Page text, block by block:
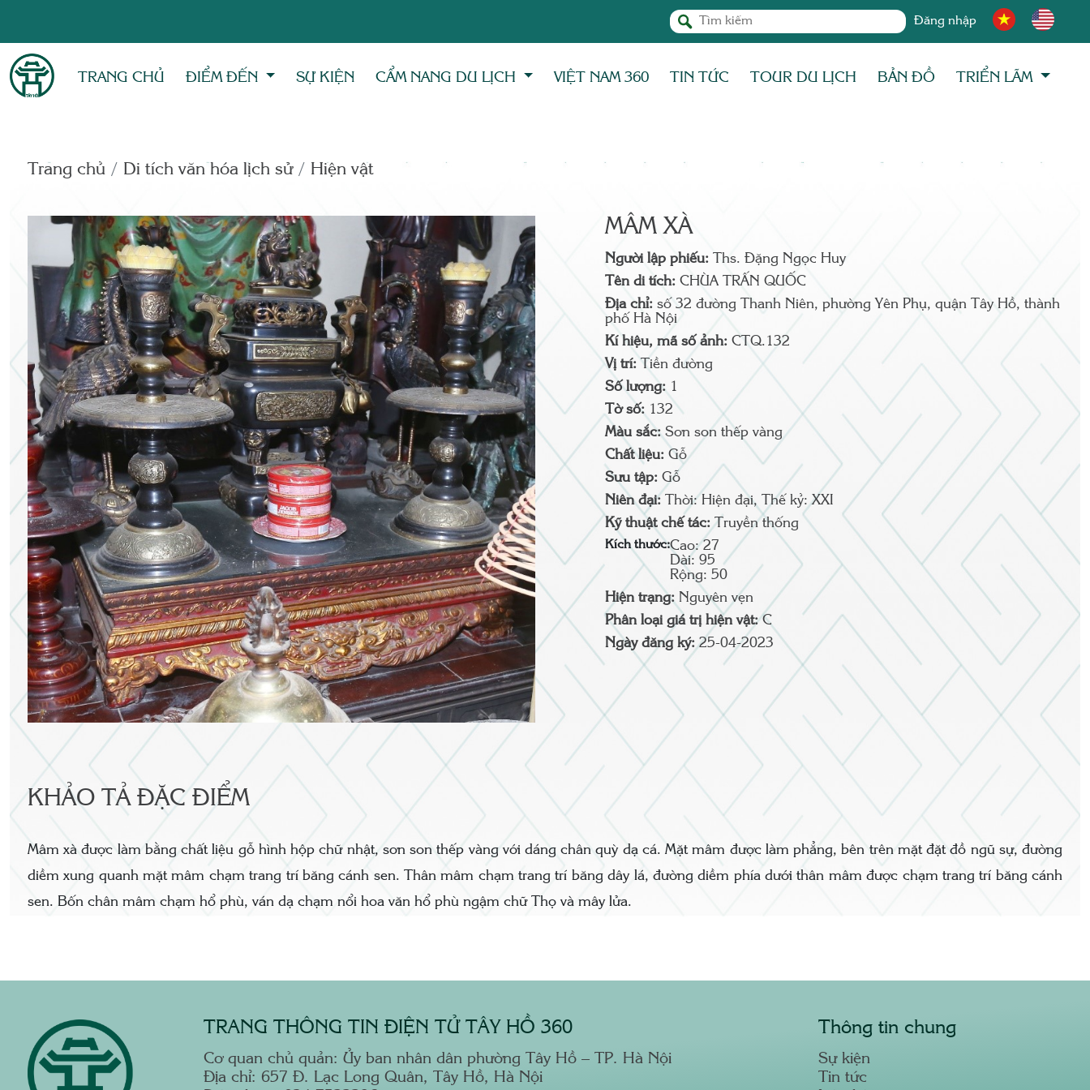
Đăng nhập
TRANG CHỦ ĐIỂM ĐẾN SỰ KIỆN CẨM NANG DU LỊCH VIỆT NAM 360 TIN TỨC TOUR DU LỊCH BẢN ĐỒ TRIỂN LÃM
Trang chủ Di tích văn hóa lịch sử Hiện vật
MÂM XÀ
Người lập phiếu: Ths. Đặng Ngọc Huy
Tên di tích: CHÙA TRẤN QUỐC
Địa chỉ: số 32 đường Thanh Niên, phường Yên Phụ, quận Tây Hồ, thành
phố Hà Nội
Kí hiệu, mã số ảnh: CTQ.132
Vị trí: Tiền đường
Số lượng: 1
Tờ số: 132
Màu sắc:Sơn son thếp vàng
Chất liệu: Gỗ
Sưu tập: Gỗ
Niên đại: Thời: Hiện đại, Thế kỷ: XXI
Kỹ thuật chế tác:Truyền thống
Kích thước:Cao: 27
Dài: 95
Rộng: 50
Hiện trạng: Nguyên vẹn
Phân loại giá trị hiện vật:C
Ngày đăng ký:25-04-2023
KHẢO TẢ ĐẶC ĐIỂM
Mâm xà được làm bằng chất liệu gỗ hình hộp chữ nhật, sơn son thếp vàng với dáng chân quỳ dạ cá. Mặt mâm được làm phẳng, bên trên mặt đặt đồ ngũ sự, đường
diềm xung quanh mặt mâm chạm trang trí băng cánh sen. Thân mâm chạm trang trí băng dây lá, đường diềm phía dưới thân mâm được chạm trang trí băng cánh
sen. Bốn chân mâm chạm hổ phù, ván dạ chạm nổi hoa văn hổ phù ngậm chữ Thọ và mây lửa.
TRANG THÔNG TIN ĐIỆN TỬ TÂY HỒ 360
Cơ quan chủ quản: Ủy ban nhân dân phường Tây Hồ – TP. Hà Nội
Địa chỉ: 657 Đ. Lạc Long Quân, Tây Hồ, Hà Nội
Thông tin chung
Sự kiện
Tin tức